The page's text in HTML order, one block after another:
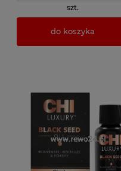
szt.
do koszyka